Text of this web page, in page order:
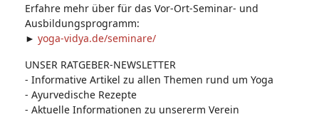
Erfahre mehr über für das Vor-Ort-Seminar- und
Ausbildungsprogramm:
► yoga-vidya.de/seminare/
UNSER RATGEBER-NEWSLETTER
- Informative Artikel zu allen Themen rund um Yoga
- Ayurvedische Rezepte
- Aktuelle Informationen zu unsererm Verein